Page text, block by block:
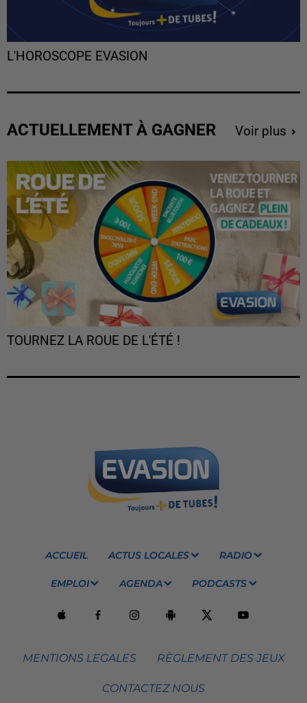
L'HOROSCOPE EVASION
ACTUELLEMENT À GAGNER Voir plus
TOURNEZ LA ROUE DE L'ÉTÉ !
ACCUEIL ACTUS LOCALES RADIO
EMPLOI AGENDA PODCASTS
MENTIONS LEGALES RÈGLEMENT DES JEUX
CONTACTEZ NOUS